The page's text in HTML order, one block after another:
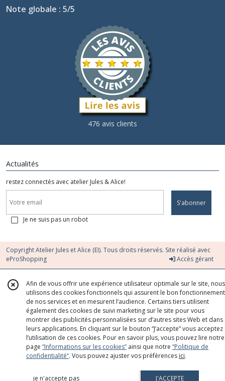
Note globale : 5/5
476 avis clients
Actualités
restez connectés avec atelier Jules & Alice!
S'abonner
Je ne suis pas un robot
Copyright Atelier Jules et Alice (EI). Tous droits réservés. Site réalisé avec
eProShopping
Accès gérant
Afin de vous offrir une expérience utilisateur optimale sur le site, nous
utilisons des cookies fonctionnels qui assurent le bon fonctionnement
de nos services et en mesurent l’audience. Certains tiers utilisent
également des cookies de suivi marketing sur le site pour vous
montrer des publicités personnalisées sur d’autres sites Web et dans
leurs applications. En cliquant sur le bouton “J’accepte” vous acceptez
l’utilisation de ces cookies. Pour en savoir plus, vous pouvez lire notre
page “Informations sur les cookies” ainsi que notre “Politique de
confidentialité“. Vous pouvez ajuster vos préférences ici.
je n'accepte pas J'ACCEPTE